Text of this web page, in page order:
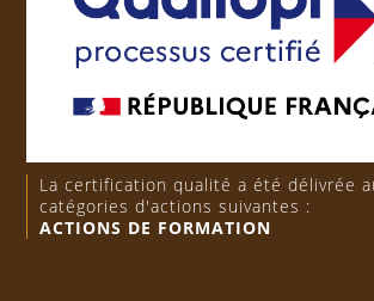
La certification qualité a été délivrée
catégories d'actions suivantes :
ACTIONS DE FORMATION